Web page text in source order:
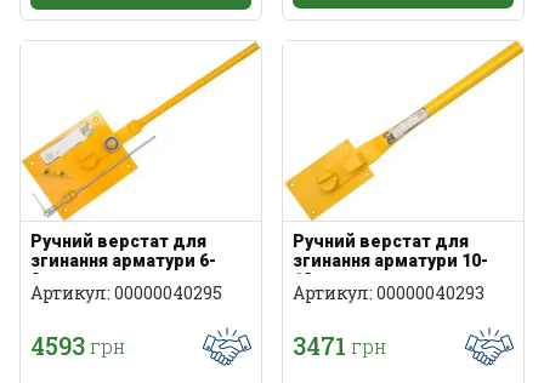
Ручний верстат для
згинання арматури 6-
8мм
Артикул: 00000040295
4593грн
Ручний верстат для
згинання арматури 10-
12мм
Артикул: 00000040293
3471 грн